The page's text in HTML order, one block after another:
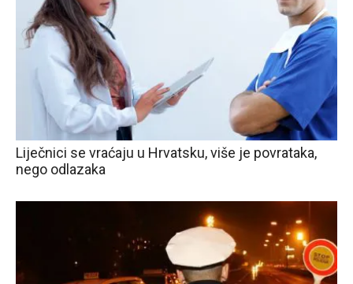
Liječnici se vraćaju u Hrvatsku, više je povrataka,
nego odlazaka